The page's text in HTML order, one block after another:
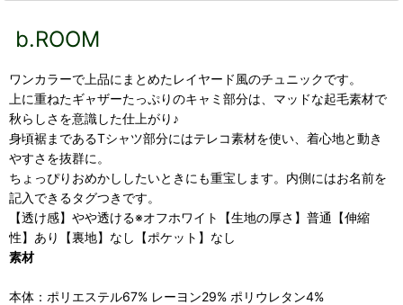
b.ROOM
ワンカラーで上品にまとめたレイヤード風のチュニックです。
上に重ねたギャザーたっぷりのキャミ部分は、マッドな起毛素材で
秋らしさを意識した仕上がり♪
身頃裾まであるTシャツ部分にはテレコ素材を使い、着心地と動き
やすさを抜群に。
ちょっぴりおめかししたいときにも重宝します。内側にはお名前を
記入できるタグつきです。
【透け感】やや透ける※オフホワイト【生地の厚さ】普通【伸縮
性】あり【裏地】なし【ポケット】なし
素材
本体：ポリエステル67% レーヨン29% ポリウレタン4%